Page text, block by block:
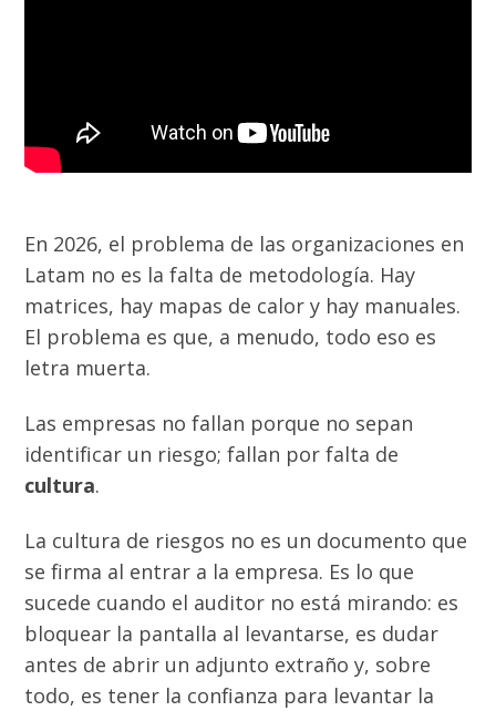
En 2026, el problema de las organizaciones en
Latam no es la falta de metodología. Hay
matrices, hay mapas de calor y hay manuales.
El problema es que, a menudo, todo eso es
letra muerta.
Las empresas no fallan porque no sepan
identificar un riesgo; fallan por falta de
cultura.
La cultura de riesgos no es un documento que
se firma al entrar a la empresa. Es lo que
sucede cuando el auditor no está mirando: es
bloquear la pantalla al levantarse, es dudar
antes de abrir un adjunto extraño y, sobre
todo, es tener la confianza para levantar la